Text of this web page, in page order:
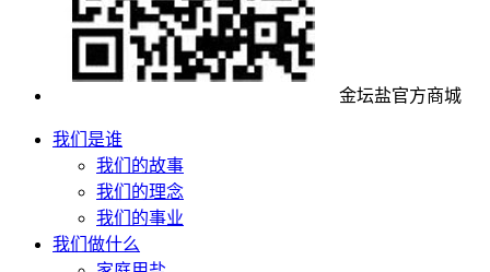
金坛盐官方商城
我们是谁
我们的故事
我们的理念
我们的事业
我们做什么